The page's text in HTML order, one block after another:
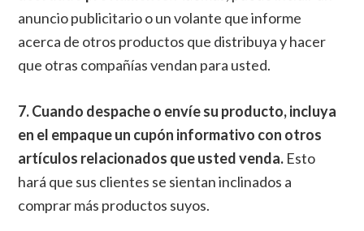
anuncio publicitario o un volante que informe
acerca de otros productos que distribuya y hacer
que otras compañías vendan para usted.
7. Cuando despache o envíe su producto, incluya
en el empaque un cupón informativo con otros
artículos relacionados que usted venda. Esto
hará que sus clientes se sientan inclinados a
comprar más productos suyos.